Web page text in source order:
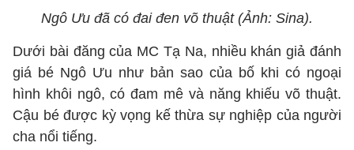
Ngô Ưu đã có đai đen võ thuật (Ảnh: Sina).
Dưới bài đăng của MC Tạ Na, nhiều khán giả đánh
giá bé Ngô Ưu như bản sao của bố khi có ngoại
hình khôi ngô, có đam mê và năng khiếu võ thuật.
Cậu bé được kỳ vọng kế thừa sự nghiệp của người
cha nổi tiếng.